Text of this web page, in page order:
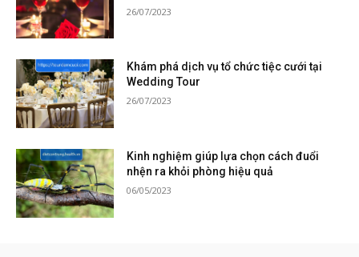
26/07/2023
Khám phá dịch vụ tổ chức tiệc cưới tại
Wedding Tour
26/07/2023
Kinh nghiệm giúp lựa chọn cách đuổi
nhện ra khỏi phòng hiệu quả
06/05/2023